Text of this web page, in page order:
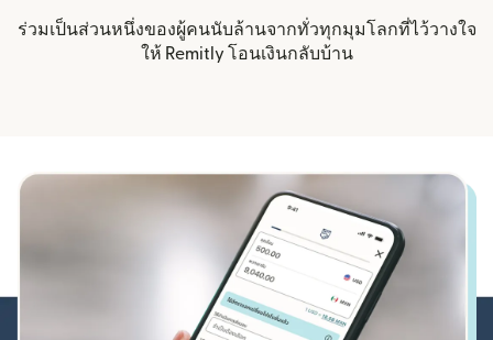
ร่วมเป็นส่วนหนึ่งของผู้คนนับล้านจากทั่วทุกมุมโลกที่ไว้วางใจ
ให้ Remitly โอนเงินกลับบ้าน